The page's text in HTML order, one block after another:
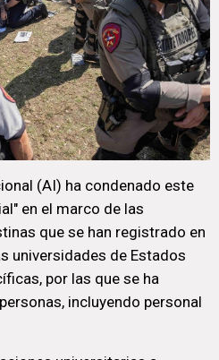
(AI) ha condenado este
en el marco de las
que se han registrado en
universidades de Estados
por las que se ha
incluyendo personal